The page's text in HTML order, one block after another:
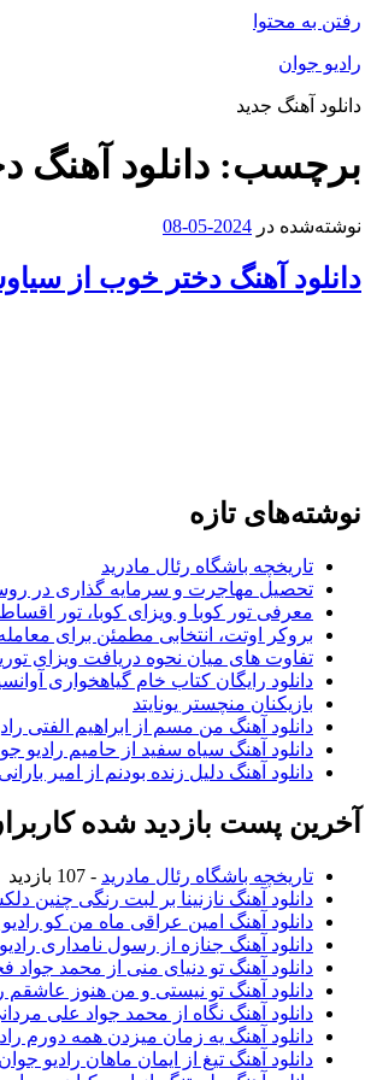
رفتن به محتوا
رادیو جوان
دانلود آهنگ جدید
برچسب: دانلود
نوشته‌شده در 2024-05-08
دانلود آهنگ دختر خوب از
نوشته‌های تازه
تاریخچه باشگاه رئال مادرید
تحصیل مهاجرت و سرمایه گذاری در
معرفی تور کوبا و ویزای کوبا، تور
بروکر اوتت، انتخابی مطمئن برای
تفاوت های میان نحوه دریافت ویزای
دانلود رایگان کتاب خام گیاهخواری
بازیکنان منچستر یونایتد
دانلود آهنگ من مسم از ابراهیم الفتی
دانلود آهنگ سیاه سفید از حامیم رادیو
دانلود آهنگ دلیل زنده بودنم از امیر
آخرین پست بازدید شده
تاریخچه باشگاه رئال مادرید - 107 بازدید
دانلود آهنگ نازنینا بر لبت رنگی چنین
دانلود آهنگ امین عراقی ماه من کو
دانلود آهنگ جنازه از رسول نامداری
دانلود آهنگ تو دنیای منی از محمد جواد
دانلود آهنگ تو نیستی و من هنوز عاشقم
دانلود آهنگ نگاه از محمد جواد علی
دانلود آهنگ یه زمان میزدن همه دورم
دانلود آهنگ تیغ از ایمان ماهان رادیو جوان